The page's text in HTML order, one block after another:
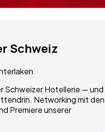
Schweiz
Schweizer Hotellerie — und
Networking mit den
Premiere unserer